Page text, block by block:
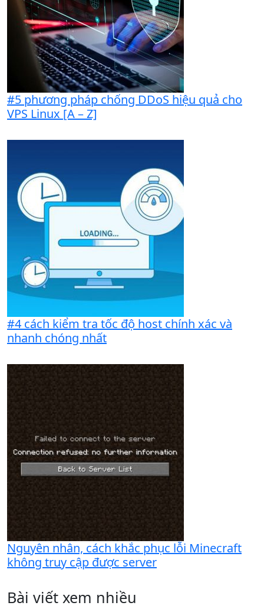
#5 phương pháp chống DDoS hiệu quả cho
VPS Linux [A – Z]
#4 cách kiểm tra tốc độ host chính xác và
nhanh chóng nhất
Nguyên nhân, cách khắc phục lỗi Minecraft
không truy cập được server
Bài viết xem nhiều